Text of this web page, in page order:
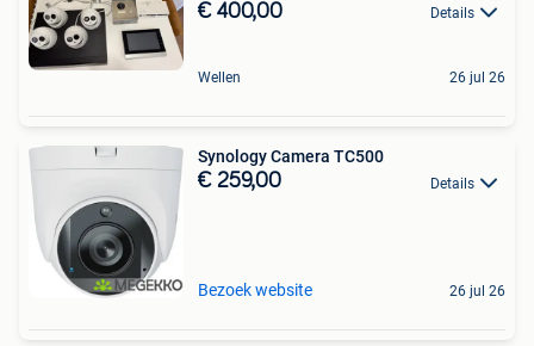
€ 400,00 Details
Wellen 26 jul 26
Synology Camera TC500
€ 259,00 Details
Bezoek website 26 jul 26